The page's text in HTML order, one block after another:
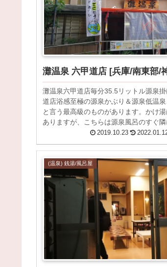
灘温泉 六甲道店 [兵庫/南東部/
灘温泉六甲道店毎分35.5リットル源泉
道店浴感至極の源泉かぶり＆源泉低温
と言う最高級のものがあります。かけ
ありますが、こちらは源泉風呂のすぐ
す。源泉ながし（公式ページ）...
2019.10.23
(温泉) 銭湯/風呂屋